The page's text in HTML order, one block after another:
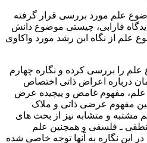
علم مورد بررسی قرار گرفته
فارابی، چیستی موضوع دانش
علم از نگاه ابن رشد مورد واکاوی
را بررسی کرده و نگاره چهارم
درباره اعراض ذاتی اختصاص
علم، مفهوم غامض و پیچیده عرض
مفهوم عرضی ذاتی و ملاک
و متشابه نیز از بحث های
ـ فلسفی و همچنین علم
این نگاره به آنها توجه خاصی شده